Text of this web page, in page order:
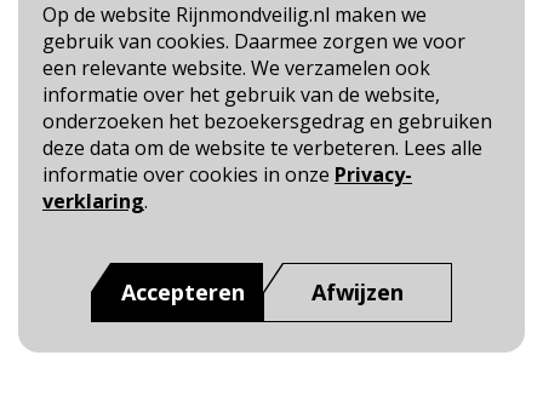
Op de website Rijnmondveilig.nl maken we
gebruik van cookies. Daarmee zorgen we voor
een relevante website. We verzamelen ook
informatie over het gebruik van de website,
onderzoeken het bezoekersgedrag en gebruiken
deze data om de website te verbeteren. Lees alle
informatie over cookies in onze Privacy-
verklaring.
Accepteren Afwijzen
Blijf op de hoogte
Cookie- en Privacybeleid
Toegankelijkheid
Dit is een website van